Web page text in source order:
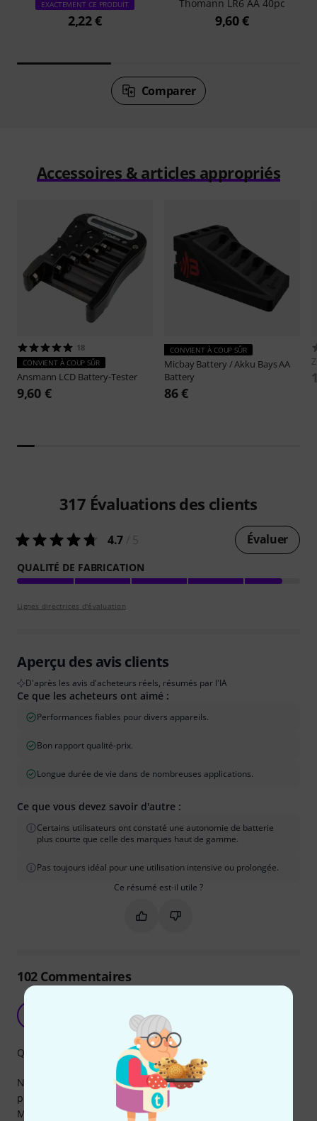
EXACTEMENT CE PRODUIT
2,22 €
Thomann LR6 AA 40pc
9,60 €
Comparer
Accessoires & articles appropriés
18
CONVIENT À COUP SÛR
Ansmann LCD Battery-Tester
9,60 €
CONVIENT À COUP SÛR
Micbay Battery / Akku Bays AA
Battery
86 €
317 Évaluations des clients
4.7 Évaluer
QUALITÉ DE FABRICATION
Lignes directrices d'évaluation
Aperçu des avis clients
D'après les avis d'acheteurs réels, résumés par l'IA
Ce que les acheteurs ont aimé :
Performances fiables pour divers appareils.
Bon rapport qualité-prix.
Longue durée de vie dans de nombreuses applications.
Ce que vous devez savoir d'autre :
Certains utilisateurs ont constaté une autonomie de batterie
plus courte que celle des marques haut de gamme.
Pas toujours idéal pour une utilisation intensive ou prolongée.
Ce résumé est-il utile ?
Marquer ce résumé comme utile
Marquer ce résumé comme
102Commentaires
Roland Camargue 26.04.2018
Nouvelles piles reçues en temps voulu avec les autres
produits de ma commande.
Mises en service sur une radio portative et un tuner pour
Qualité de fabrication